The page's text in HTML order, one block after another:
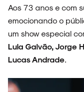
NOIZE RECORD CLUB
Aos 73 anos e com
emocionando o
um show especial
Lula Galvão, Jorge
Lucas Andrade